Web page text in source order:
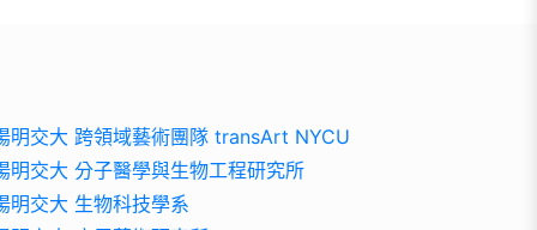
明交大 跨領域藝術團隊 transArt NYCU
明交大 分子醫學與生物工程研究所
明交大 生物科技學系